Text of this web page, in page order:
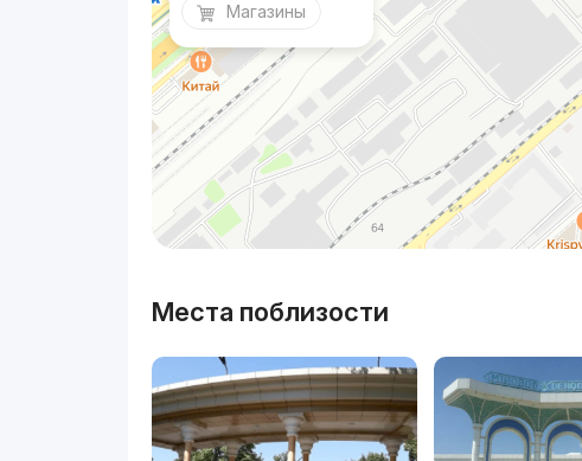
Магазины
Места поблизости